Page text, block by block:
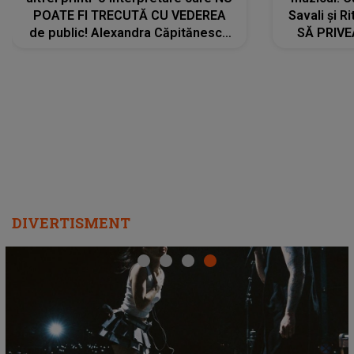
POATE FI TRECUTĂ CU VEDEREA
de public! Alexandra Căpitănescu
Savali și
SĂ
DIVERTISMENT